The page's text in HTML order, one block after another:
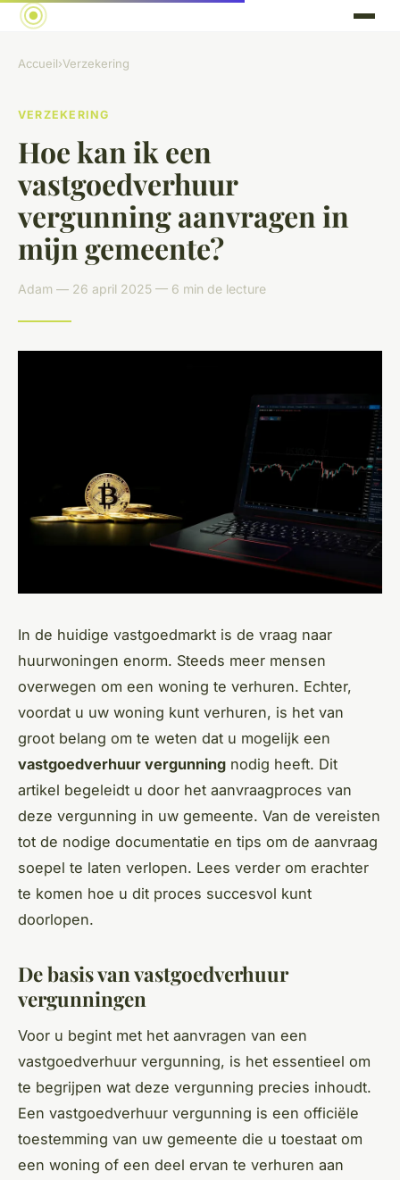
Accueil›Verzekering
VERZEKERING
Hoe kan ik een
vastgoedverhuur
vergunning aanvragen in
mijn gemeente?
Adam — 26 april 2025 — 6 min de lecture
In de huidige vastgoedmarkt is de vraag naar
huurwoningen enorm. Steeds meer mensen
overwegen om een woning te verhuren. Echter,
voordat u uw woning kunt verhuren, is het van
groot belang om te weten dat u mogelijk een
vastgoedverhuur vergunning nodig heeft. Dit
artikel begeleidt u door het aanvraagproces van
deze vergunning in uw gemeente. Van de vereisten
tot de nodige documentatie en tips om de aanvraag
soepel te laten verlopen. Lees verder om erachter
te komen hoe u dit proces succesvol kunt
doorlopen.
De basis van vastgoedverhuur
vergunningen
Voor u begint met het aanvragen van een
vastgoedverhuur vergunning, is het essentieel om
te begrijpen wat deze vergunning precies inhoudt.
Een vastgoedverhuur vergunning is een officiële
toestemming van uw gemeente die u toestaat om
een woning of een deel ervan te verhuren aan